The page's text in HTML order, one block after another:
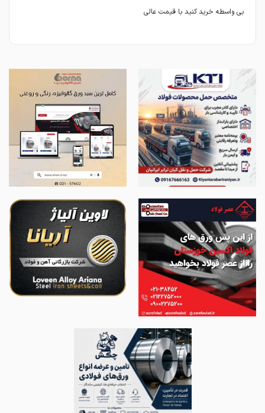
بی واسطه خرید کنید با قیمت عالی